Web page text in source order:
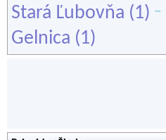
Stará Ľubovňa (1) -
Gelnica (1)